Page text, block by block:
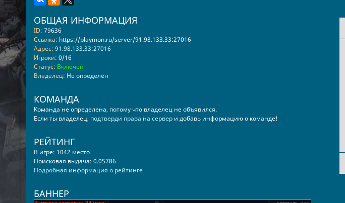
ОБЩАЯ ИНФОРМАЦИЯ
ID: 79636
Ссылка: https://playmon.ru/server/91.98.133.33:27016
Адрес: 91.98.133.33:27016
Игроки: 0/16
Статус: Включен
Владелец: Не определён
КОМАНДА
Команда не определена, потому что владелец не объявился.
Если ты владелец, подтверди права на сервери добавь информацию о команде!
РЕЙТИНГ
В игре: 1042 место
Поисковая выдача: 0.05786
Подробная информация о рейтинге
БАННЕР